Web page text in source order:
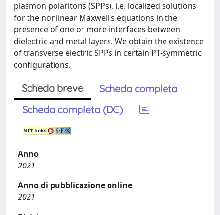
plasmon polaritons (SPPs), i.e. localized solutions
for the nonlinear Maxwell’s equations in the
presence of one or more interfaces between
dielectric and metal layers. We obtain the existence
of transverse electric SPPs in certain PT-symmetric
configurations.
Scheda breve
Scheda completa
Scheda completa (DC)
Anno
2021
Anno di pubblicazione online
2021